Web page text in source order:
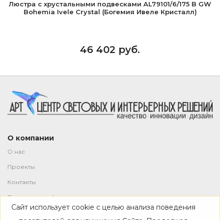
Люстра с хрустальными подвесками AL79101/6/175 B GW
Bohemia Ivele Crystal (Богемия Ивеле Кристалл)
46 402 руб.
О компании
О нас
Проекты
Контакты
Политика конфиденциальности
Сайт использует cookie с целью анализа поведения